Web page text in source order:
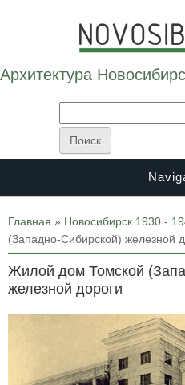
Архитектура
Вы здесь
Главная » Новосибирск 1930 -
(Западно-Сибирской) железной
Жилой дом Томской
железной дороги